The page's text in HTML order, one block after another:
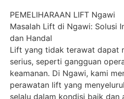
PEMELIHARAAN LIFT Ngawi
Masalah Lift di Ngawi: Solusi
dan Handal
Lift yang tidak terawat dapat
serius, seperti gangguan
keamanan. Di Ngawi, kami
perawatan lift yang
selalu dalam kondisi baik dan